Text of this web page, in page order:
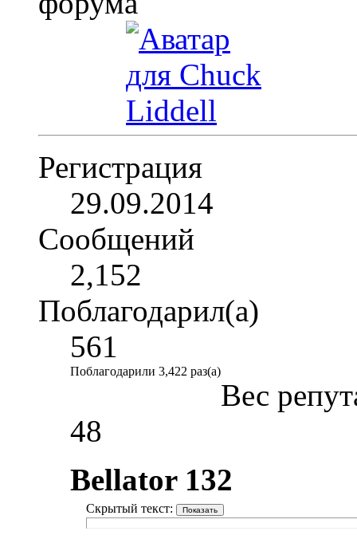
Регистрация
29.09.2014
Сообщений
2,152
Поблагодарил(а)
561
Поблагодарили 3,422 раз(а)
Вес
48
Bellator 132
Скрытый текст: